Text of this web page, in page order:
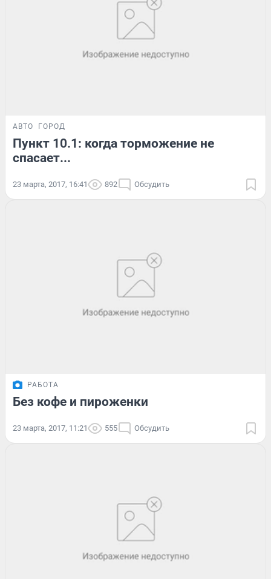
АВТО ГОРОД
Пункт 10.1: когда торможение не
спасает...
23 марта, 2017, 16:41 892 Обсудить
РАБОТА
Без кофе и пироженки
23 марта, 2017, 11:21 555 Обсудить